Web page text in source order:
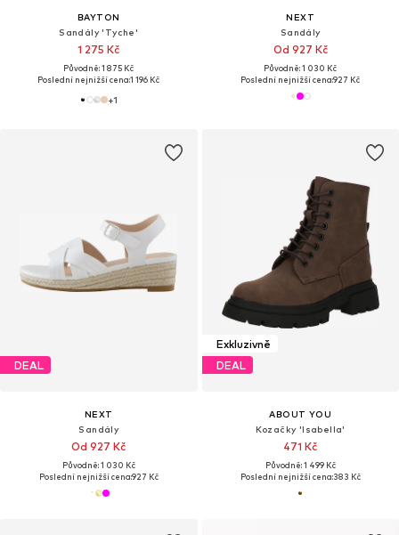
BAYTON
Sandály 'Tyche'
1 275 Kč
Původně: 1 875 Kč
Poslední nejnižší cena:1 196 Kč
+1
NEXT
Sandály
Od 927 Kč
Původně: 1 030 Kč
Poslední nejnižší cena:927 Kč
DEAL
NEXT
Sandály
Od 927 Kč
Původně: 1 030 Kč
Poslední nejnižší cena:927 Kč
Exkluzivně
DEAL
ABOUT YOU
Kozačky 'Isabella'
471 Kč
Původně: 1 499 Kč
Poslední nejnižší cena:383 Kč